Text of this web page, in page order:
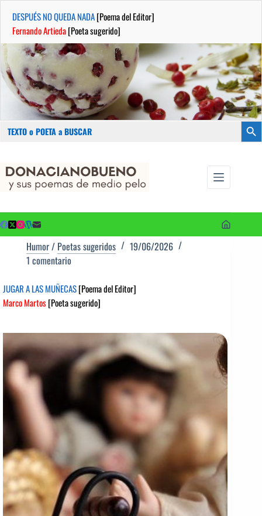
DESPUÉS NO QUEDA NADA[Poema del Editor]
Fernando Artieda[Poeta sugerido]
Buscar:
contenido
Humor/ Poetas sugeridos
19/06/2026
1 comentario
JUGAR A LAS MUÑECAS[Poema del Editor]
Marco Martos[Poeta sugerido]